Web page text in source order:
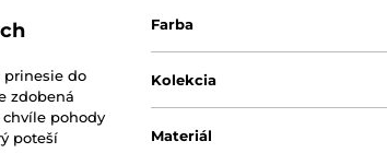
prinesie do
zdobená
pohody
poteší
Farba
Kolekcia
Materiál